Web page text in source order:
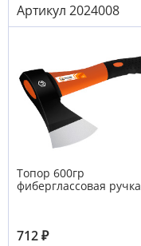
Артикул 2024008
Топор 600гр
фиберглассовая ручка
712₽